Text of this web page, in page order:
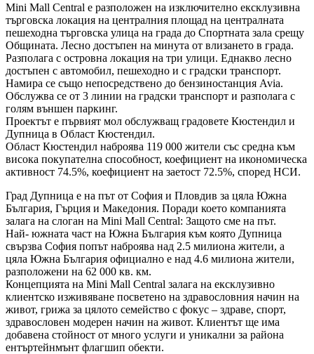
Mini Mall Central е разположен на изключително ексклузивна
търговска локация на централния площад на централната
пешеходна търговска улица на града до Спортната зала срещу
Общината. Лесно достъпен на минута от влизането в града.
Разполага с островна локация на три улици. Еднакво лесно
достъпен с автомобил, пешеходно и с градски транспорт.
Намира се също непосредствено до бензиностанция Avia.
Обслужва се от 3 линии на градски транспорт и разполага с
голям външен паркинг.
Проектът е първият мол обслужващ градовете Кюстендил и
Дупница в Област Кюстендил.
Област Кюстендил наброява 119 000 жители със средна към
висока покупателна способност, коефициент на икономическа
активност 74.5%, коефициент на заетост 72.5%, според НСИ.
Град Дупница е на път от София и Пловдив за цяла Южна
България, Гърция и Македония. Поради което компанията
залага на слоган на Mini Mall Central: Защото сме на път.
Най- южната част на Южна България към която Дупница
свързва София попът наброява над 2.5 милиона жители, а
цяла Южна България официално е над 4.6 милиона жители,
разположени на 62 000 кв. км.
Концепцията на Mini Mall Central залага на ексклузивно
клиентско изживяване посветено на здравословния начин на
живот, грижа за цялото семейство с фокус – здраве, спорт,
здравословен модерен начин на живот. Клиентът ще има
добавена стойност от много услуги и уникални за района
ентъртейнмънт флагшип обекти.